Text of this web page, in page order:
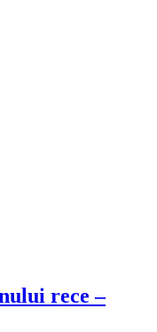
rece –